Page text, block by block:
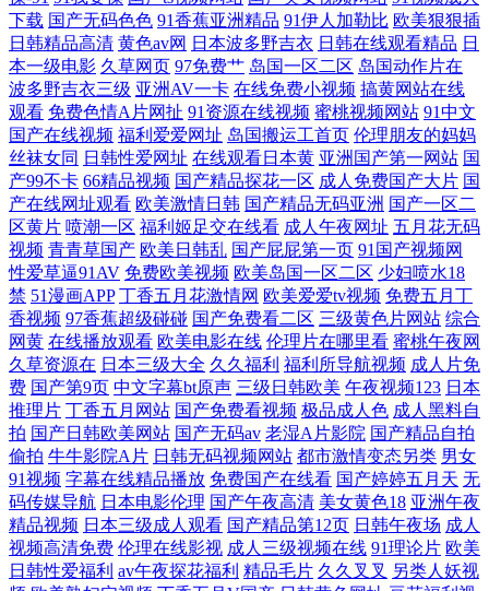
超碰91在线 麻豆专区 AV豆花 久久免费人成 黑料嫩草人人精品 综合小影
院 韩日无码 制服爽片福利 国语精品在线久久 www9热 手机看片玖玖草
下载 国产无码色色 91香蕉亚洲精品 91伊人加勒比 欧美狠狠插
日韩精品高清 黄色av网 日本波多野吉衣 日韩在线观看精品 日
本一级电影 久草网页 97免费艹 岛国一区二区 岛国动作片在
波多野吉衣三级 亚洲AV一卡 在线免费小视频 搞黄网站在线
观看 免费色情A片网扯 91资源在线视频 蜜桃视频网站 91中文
国产在线视频 福利爱爱网址 岛国搬运工首页 伦理朋友的妈妈
丝袜女同 日韩性爱网址 在线观看日本黄 亚洲国产第一网站 国
产99不卡 66精品视频 国产精品探花一区 成人免费国产大片 国
产在线网址观看 欧美激情日韩 国产精品无码亚洲 国产一区二
区黄片 喷潮一区 福利姬足交在线看 成人午夜网址 五月花无码
视频 青青草国产 欧美日韩乱 国产屁屁第一页 91国产视频网
性爱草逼91AV 免费欧美视频 欧美岛国一区二区 少妇喷水18
禁 51漫画APP 丁香五月花激情网 欧美爱爱tv视频 免费五月丁
香视频 97香蕉超级碰碰 国产免费看二区 三级黄色片网站 综合
网黄 在线播放观看 欧美电影在线 伦理片在哪里看 蜜桃午夜网
久草资源在 日本三级大全 久久福利 福利所导航视频 成人片免
费 国产第9页 中文字幕bt原声 三级日韩欧美 午夜视频123 日本
推理片 丁香五月网站 国产免费看视频 极品成人色 成人黑料自
拍 国产日韩欧美网站 国产无码av 老湿A片影院 国产精品自拍
偷拍 牛牛影院A片 日韩无码视频网站 都市激情变态另类 男女
91视频 字幕在线精品播放 免费国产在线看 国产婷婷五月天 无
码传媒导航 日本电影伦理 国产午夜高清 美女黄色18 亚洲午夜
精品视频 日本三级成人观看 国产精品第12页 日韩午夜场 成人
视频高清免费 伦理在线影视 成人三级视频在线 91理论片 欧美
日韩性爱福利 av午夜探花福利 精品毛片 久久叉叉 另类人妖视